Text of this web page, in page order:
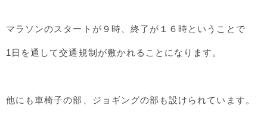
マラソンのスタートが９時、終了が１６時ということで
1日を通して交通規制が敷かれることになります。
他にも車椅子の部、ジョギングの部も設けられています。